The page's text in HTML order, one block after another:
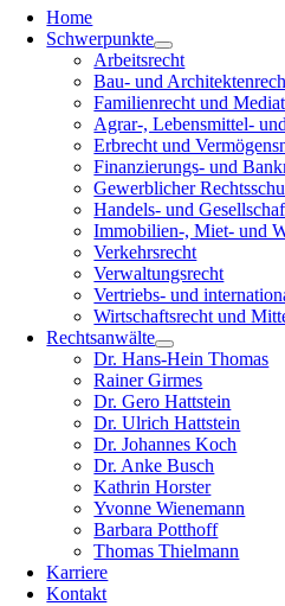
Home
Schwerpunkte
Arbeitsrecht
Bau- und
Familienrecht und
Agrar-, Lebensmittel-
Erbrecht und
Finanzierungs- und
Gewerblicher
Handels- und
Immobilien-, Miet- und
Verkehrsrecht
Verwaltungsrecht
Vertriebs- und
Wirtschaftsrecht und
Rechtsanwälte
Dr. Hans-Hein Thomas
Rainer Girmes
Dr. Gero Hattstein
Dr. Ulrich Hattstein
Dr. Johannes Koch
Dr. Anke Busch
Kathrin Horster
Yvonne Wienemann
Barbara Potthoff
Thomas Thielmann
Karriere
Kontakt